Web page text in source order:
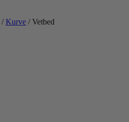
/Kurve / Vetbed